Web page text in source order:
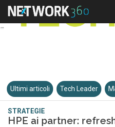
Ultimi articoli Tech Leader
STRATEGIE
HPE ai partner: